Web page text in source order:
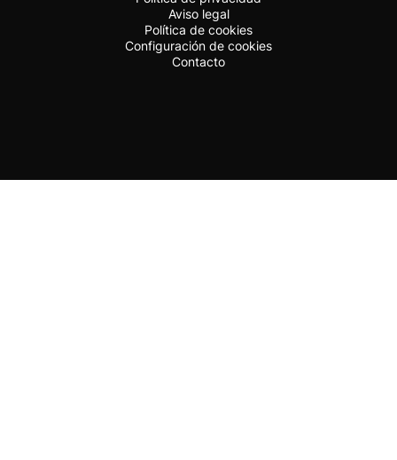
Aviso legal
Política de cookies
Configuración de cookies
Contacto